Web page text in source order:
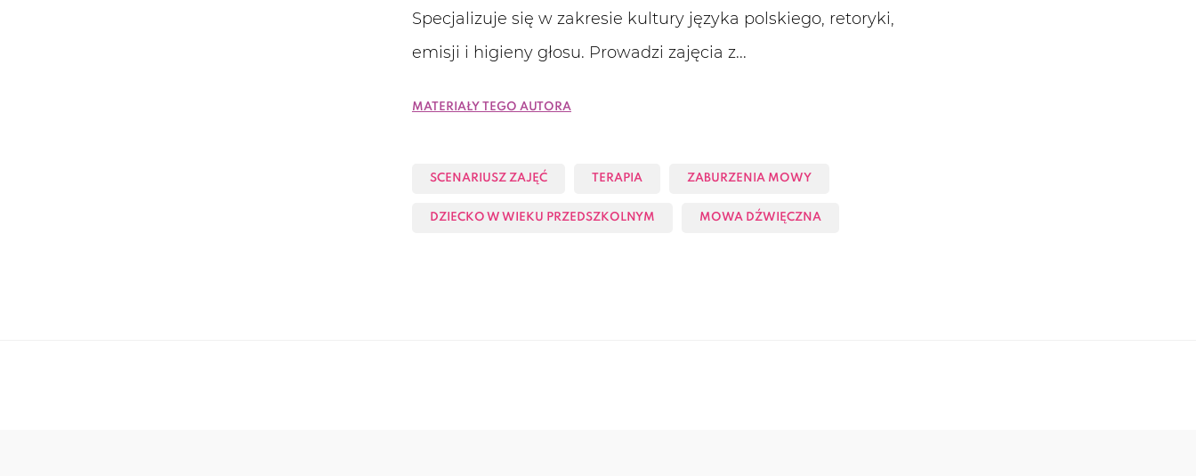
Specjalizuje się w zakresie kultury języka polskiego, retoryki,
emisji i higieny głosu. Prowadzi zajęcia z...
Materiały tego autora
SCENARIUSZ ZAJĘĆ TERAPIA ZABURZENIA MOWY
DZIECKO W WIEKU PRZEDSZKOLNYM MOWA DŹWIĘCZNA